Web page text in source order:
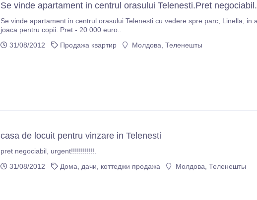
Se vinde apartament in centrul orasului Telenesti.Pret negociabil.
Se vinde apartament in centrul orasului Telenesti cu vedere spre parc, Linella, in apropiere se afla piata, policlinica, farmacie, teren de
joaca pentru copii. Pret - 20 000 euro..
31/08/2012
Продажа квартир Молдова, Теленешты
casa de locuit pentru vinzare in Telenesti
pret negociabil, urgent!!!!!!!!!!!!.
31/08/2012
Дома, дачи, коттеджи продажа Молдова, Теленешты